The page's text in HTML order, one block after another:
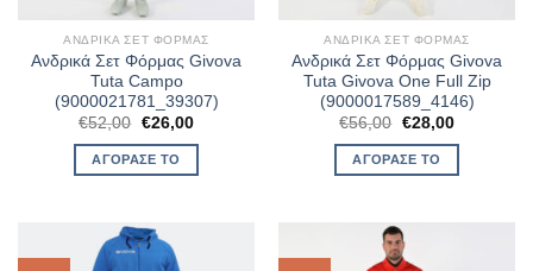
ΑΝΔΡΙΚΆ ΣΕΤ ΦΌΡΜΑΣ
Ανδρικά Σετ Φόρμας Givova
Tuta Campo
(9000021781_39307)
€52,00 Original
was:
€52,00.
€26,00Η
ΑΓΌΡΑΣΈ ΤΟ
ΑΝΔΡΙΚΆ ΣΕΤ ΦΌΡΜΑΣ
Ανδρικά Σετ Φόρμας Givova
Tuta Givova One Full Zip
(9000017589_4146)
€56,00 Original
was:
€56,00.
€28,00Η
ΑΓΌΡΑΣΈ ΤΟ